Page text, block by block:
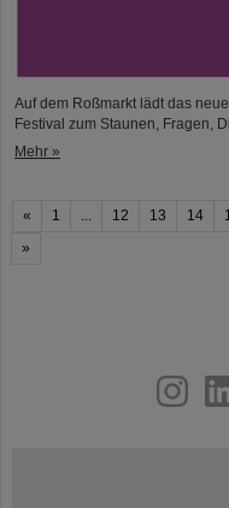
Auf dem Roßmarkt lädt das
Festival zum Staunen, Fragen,
Mehr »
« 1 ... 12 13 14
»
youtube